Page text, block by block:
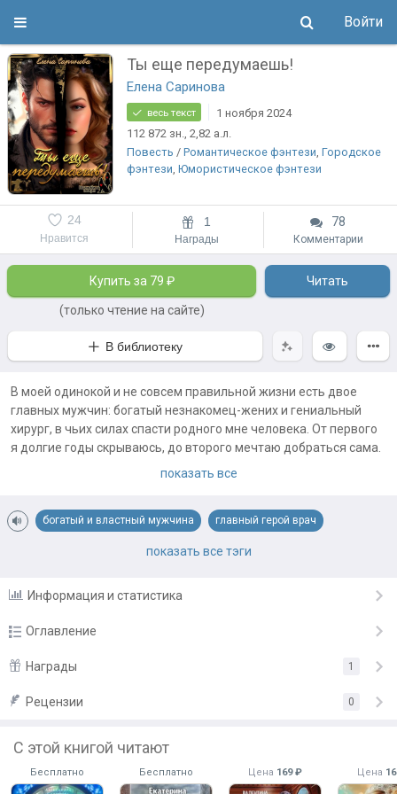
Войти
Ты еще передумаешь!
Елена Саринова
весь текст
1 ноября 2024
112 872 зн., 2,82 а.л.
Повесть /Романтическое фэнтези,Городское
фэнтези,Юмористическое фэнтези
Нравится
24 1
Награды
78
Комментарии
Купить за 79 ₽
(только чтение на сайте)
Читать
В библиотеку
В моей одинокой и не совсем правильной жизни есть двое
главных мужчин: богатый незнакомец-жених и гениальный
хирург, в чьих силах спасти родного мне человека. От первого
я долгие годы скрываюсь, до второго мечтаю добраться сама.
Примечания автора:
показать все
богатый и властный мужчина главный герой врач
погони и драки
показать все тэги
Информация и статистика
Оглавление
Пролог 15.10.24
Глава первая 15.10.24
Глава вторая 16.10.24
Награды 1
«Рекомендую!»
Подарить награду
Рецензии 0
С этой книгой читают
Бесплатно Бесплатно Цена 169 ₽ Цена